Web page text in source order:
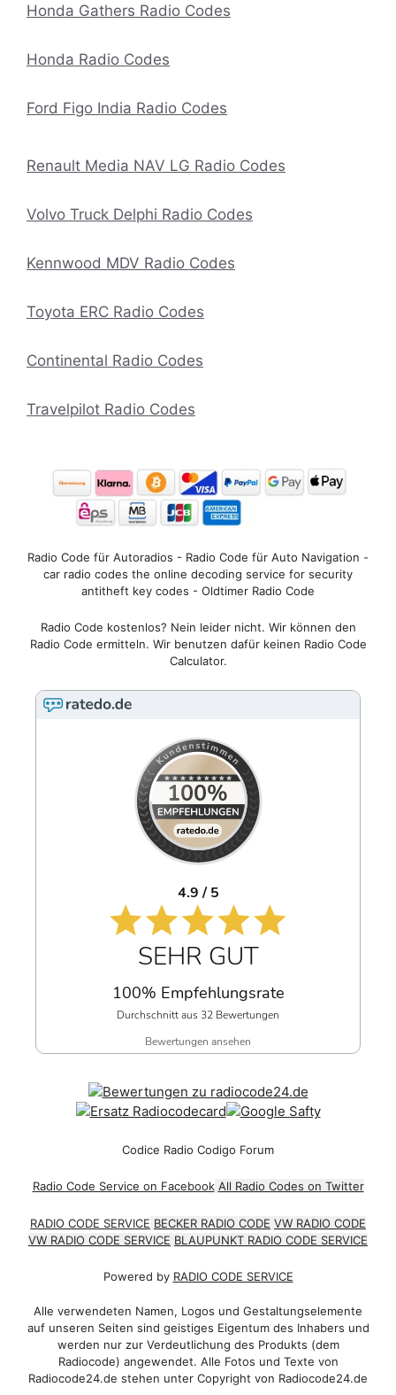
Honda Gathers Radio Codes
Honda Radio Codes
Ford Figo India Radio Codes
Renault Media NAV LG Radio Codes
Volvo Truck Delphi Radio Codes
Kennwood MDV Radio Codes
Toyota ERC Radio Codes
Continental Radio Codes
Travelpilot Radio Codes
Radio Code für Autoradios - Radio Code für Auto Navigation -
car radio codes the online decoding service for security
antitheft key codes - Oldtimer Radio Code
Radio Code kostenlos? Nein leider nicht. Wir können den
Radio Code ermitteln. Wir benutzen dafür keinen Radio Code
Calculator.
4.9 / 5
SEHR GUT
100% Empfehlungsrate
Durchschnitt aus 32 Bewertungen
Bewertungen ansehen
Codice Radio Codigo Forum
Radio Code Service on Facebook All Radio Codes on Twitter
RADIO CODE SERVICE BECKER RADIO CODE VW RADIO CODE
VW RADIO CODE SERVICE BLAUPUNKT RADIO CODE SERVICE
Powered by RADIO CODE SERVICE
Alle verwendeten Namen, Logos und Gestaltungselemente
auf unseren Seiten sind geistiges Eigentum des Inhabers und
werden nur zur Verdeutlichung des Produkts (dem
Radiocode) angewendet. Alle Fotos und Texte von
Radiocode24.de stehen unter Copyright von Radiocode24.de